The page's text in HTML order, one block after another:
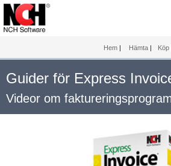
Hem | Hämta | Köp
Guider för Express
Videor om